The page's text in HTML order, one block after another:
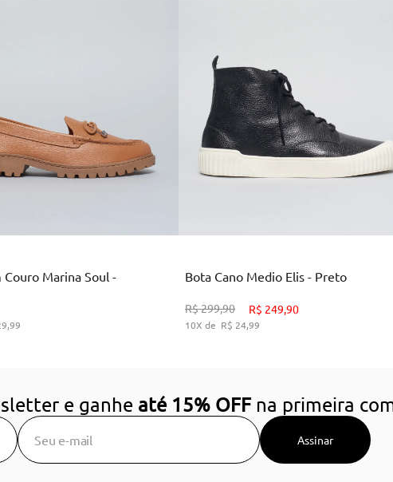
AO CARRINHO
Couro Marina Soul -
,99
34 35 36
ADICIONAR AO CARRINHO
Bota Cano Medio Elis - Preto
R$299,90 R$ 249,90
10 R$ 24,99
e ganhe até 15% OFFna primeira
Assinar